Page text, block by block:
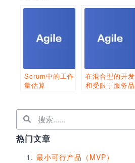
Scrum中的工作
量估算
在混合型的开发
和受限于服务品
捷
热门文章
最小可行产品（MVP）